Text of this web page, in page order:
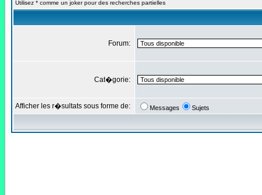
Utilisez * comme un joker pour des recherches partielles
Forum:
Cat�gorie:
Afficher les r�sultats sous forme de: Messages Sujets